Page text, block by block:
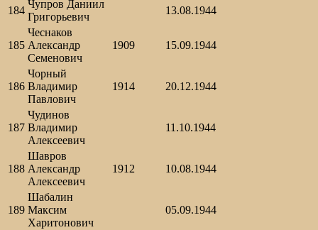
184
Чупров Даниил
Григорьевич
13.08.1944
185
Чеснаков
Александр
Семенович
1909 15.09.1944
186
Чорный
Владимир
Павлович
1914 20.12.1944
187
Чудинов
Владимир
Алексеевич
11.10.1944
188
Шавров
Александр
Алексеевич
1912 10.08.1944
189
Шабалин
Максим
Харитонович
05.09.1944